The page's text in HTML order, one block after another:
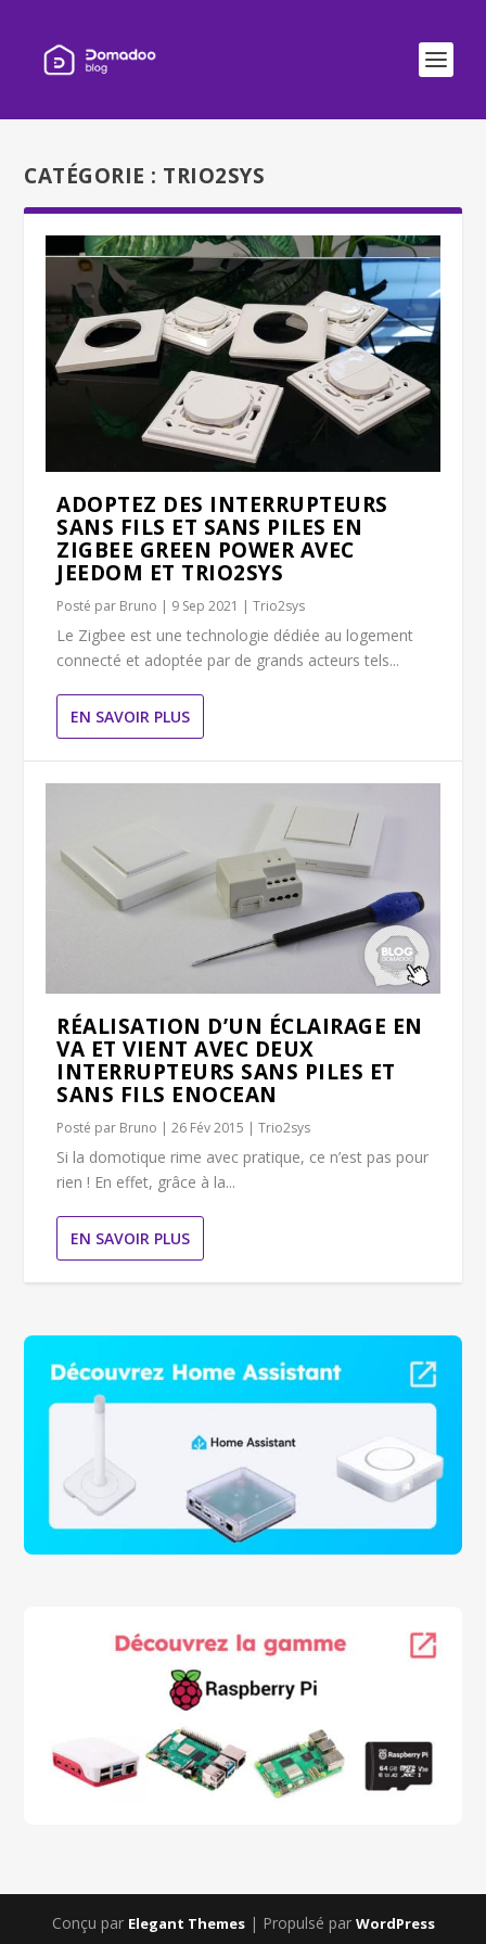
CATÉGORIE : TRIO2SYS
ADOPTEZ DES INTERRUPTEURS
SANS FILS ET SANS PILES EN
ZIGBEE GREEN POWER AVEC
JEEDOM ET TRIO2SYS
Posté par Bruno | 9 Sep 2021 |Trio2sys
Le Zigbee est une technologie dédiée au logement
connecté et adoptée par de grands acteurs tels...
EN SAVOIR PLUS
RÉALISATION D’UN ÉCLAIRAGE EN
VA ET VIENT AVEC DEUX
INTERRUPTEURS SANS PILES ET
SANS FILS ENOCEAN
Posté par Bruno |26 Fév 2015 |Trio2sys
Si la domotique rime avec pratique, ce n’est pas pour
rien ! En effet, grâce à la...
EN SAVOIR PLUS
Conçu par Elegant Themes| Propulsé par WordPress